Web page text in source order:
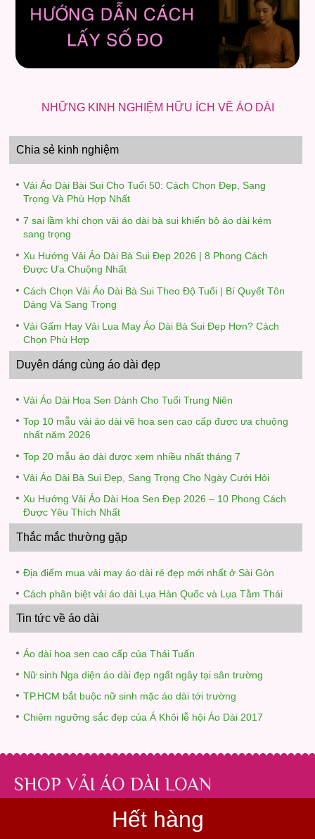
Hết hàng
NHỮNG KINH NGHIỆM HỮU ÍCH VỀ ÁO DÀI
Chia sẻ kinh nghiệm
Vải Áo Dài Bài Sui Cho Tuổi 50: Cách Chọn Đẹp, Sang
Trọng Và Phù Hợp Nhất
7 sai lầm khi chọn vải áo dài bà sui khiến bộ áo dài kém
sang trọng
Xu Hướng Vải Áo Dài Bà Sui Đẹp 2026 | 8 Phong Cách
Được Ưa Chuộng Nhất
Cách Chọn Vải Áo Dài Bà Sui Theo Độ Tuổi | Bí Quyết Tôn
Dáng Và Sang Trọng
Vải Gấm Hay Vải Lụa May Áo Dài Bà Sui Đẹp Hơn? Cách
Chọn Phù Hợp
Duyên dáng cùng áo dài đẹp
Vải Áo Dài Hoa Sen Dành Cho Tuổi Trung Niên
Top 10 mẫu vải áo dài vẽ hoa sen cao cấp được ưa chuộng
nhất năm 2026
Top 20 mẫu áo dài được xem nhiều nhất tháng 7
Vải Áo Dài Bà Sui Đẹp, Sang Trọng Cho Ngày Cưới Hỏi
Xu Hướng Vải Áo Dài Hoa Sen Đẹp 2026 – 10 Phong Cách
Được Yêu Thích Nhất
Thắc mắc thường gặp
Địa điểm mua vải may áo dài rẻ đẹp mới nhất ở Sài Gòn
Cách phân biệt vải áo dài Lụa Hàn Quốc và Lụa Tằm Thái
Tin tức về áo dài
Áo dài hoa sen cao cấp của Thái Tuấn
Nữ sinh Nga diện áo dài đẹp ngất ngây tại sân trường
TP.HCM bắt buộc nữ sinh mặc áo dài tới trường
Chiêm ngưỡng sắc đẹp của Á Khôi lễ hội Áo Dài 2017
SHOP VẢI ÁO DÀI LOAN
439/22 Nguyễn Văn Khối, Phường Thông Tây